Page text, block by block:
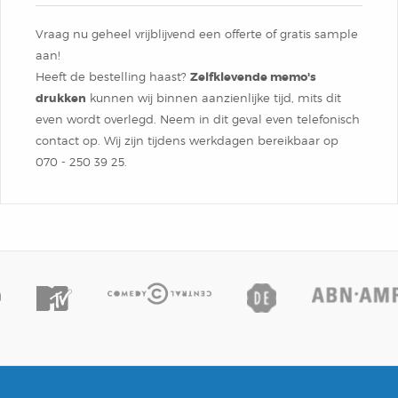
Vraag nu geheel vrijblijvend een offerte of gratis sample
aan!
Heeft de bestelling haast? Zelfklevende memo's
drukken kunnen wij binnen aanzienlijke tijd, mits dit
even wordt overlegd Neem in dit geval even telefonisch
contact op. Wij zijn tijdens werkdagen bereikbaar op
070 - 250 39 ​25.